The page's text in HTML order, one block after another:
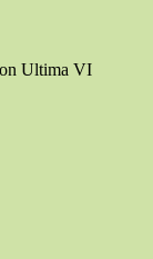
Ultima VI